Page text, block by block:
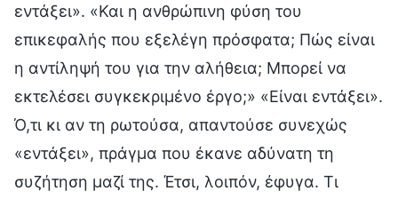
εντάξει». «Και η ανθρώπινη φύση του
επικεφαλής που εξελέγη πρόσφατα; Πώς είναι
η αντίληψή του για την αλήθεια; Μπορεί να
εκτελέσει συγκεκριμένο έργο;» «Είναι εντάξει».
Ό,τι κι αν τη ρωτούσα, απαντούσε συνεχώς
«εντάξει», πράγμα που έκανε αδύνατη τη
συζήτηση μαζί της. Έτσι, λοιπόν, έφυγα. Τι